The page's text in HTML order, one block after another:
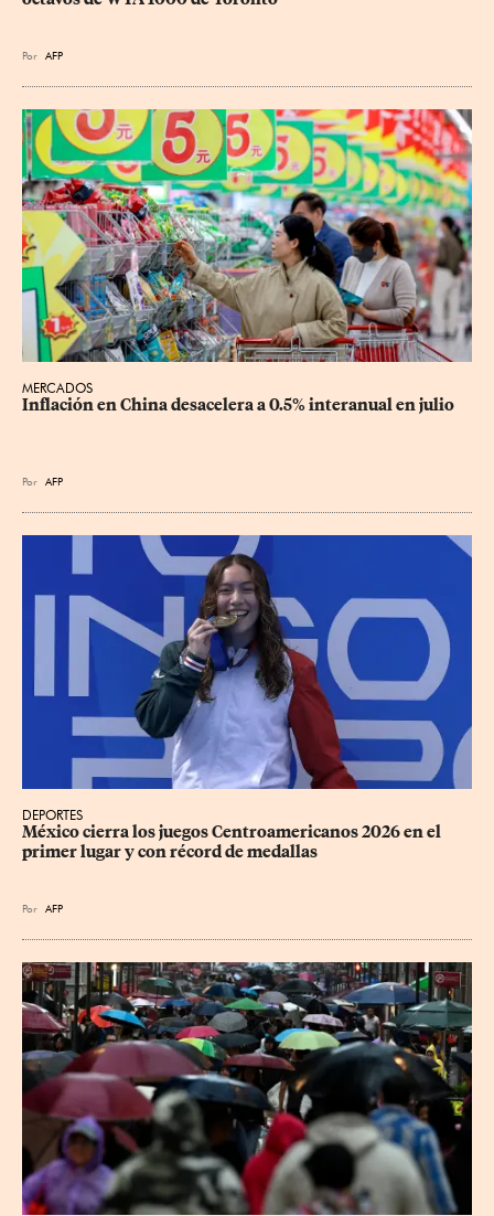
Por AFP
MERCADOS
Inflación en China desacelera a 0.5% interanual en julio
Por AFP
DEPORTES
México cierra los juegos Centroamericanos 2026 en el
primer lugar y con récord de medallas
Por AFP